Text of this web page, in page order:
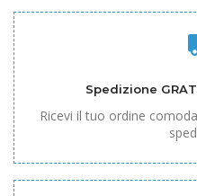
Spedizione
Ricevi il tuo ordine